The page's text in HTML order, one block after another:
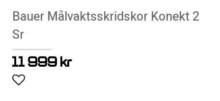
Bauer Målvaktsskridskor Konekt 2
Sr
11 999 kr